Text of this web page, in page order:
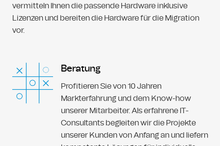
vermitteln Ihnen die passende Hardware inklusive
Lizenzen und bereiten die Hardware für die Migration
vor.
Beratung
Profitieren Sie von 10 Jahren
Markterfahrung und dem Know-how
unserer Mitarbeiter. Als erfahrene IT-
Consultants begleiten wir die Projekte
unserer Kunden von Anfang an und liefern